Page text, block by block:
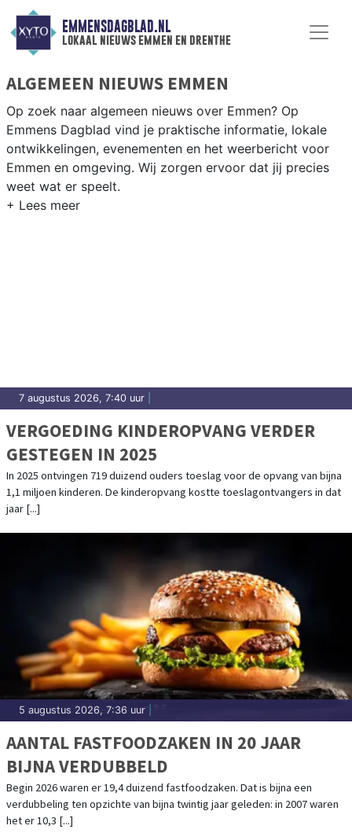
EMMENSDAGBLAD.NL
lokaal nieuws emmen en drenthe
ALGEMEEN NIEUWS EMMEN
Op zoek naar algemeen nieuws over Emmen? Op
Emmens Dagblad vind je praktische informatie, lokale
ontwikkelingen, evenementen en het weerbericht voor
Emmen en omgeving. Wij zorgen ervoor dat jij precies
weet wat er speelt.
7 augustus 2026, 7:40 uur
VERGOEDING KINDEROPVANG VERDER
GESTEGEN IN 2025
In 2025 ontvingen 719 duizend ouders toeslag voor de opvang van bijna
1,1 miljoen kinderen. De kinderopvang kostte toeslagontvangers in dat
jaar [...]
5 augustus 2026, 7:36 uur
AANTAL FASTFOODZAKEN IN 20 JAAR
BIJNA VERDUBBELD
Begin 2026 waren er 19,4 duizend fastfoodzaken. Dat is bijna een
verdubbeling ten opzichte van bijna twintig jaar geleden: in 2007 waren
het er 10,3 [...]